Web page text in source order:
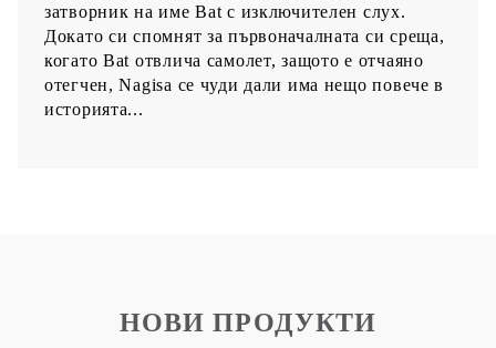
затворник на име Bat с изключителен слух.
Докато си спомнят за първоначалната си среща,
когато Bat отвлича самолет, защото е отчаяно
отегчен, Nagisa се чуди дали има нещо повече в
историята...
НОВИ ПРОДУКТИ